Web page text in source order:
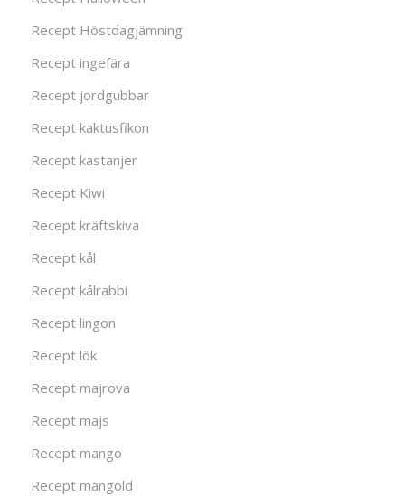
Recept Höstdagjämning
Recept ingefära
Recept jordgubbar
Recept kaktusfikon
Recept kastanjer
Recept Kiwi
Recept kräftskiva
Recept kål
Recept kålrabbi
Recept lingon
Recept lök
Recept majrova
Recept majs
Recept mango
Recept mangold